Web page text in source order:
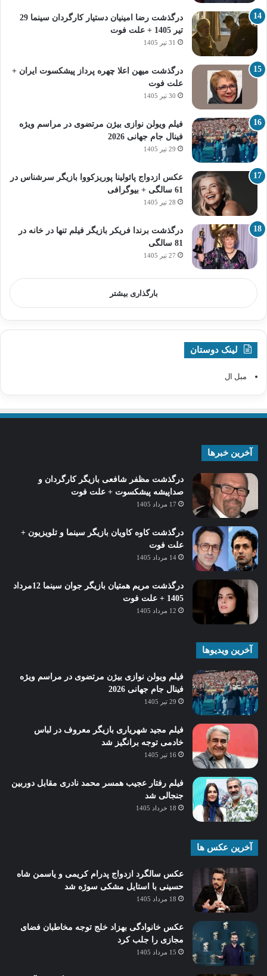
درگذشت رضا امینیان دستیار کارگردان سینما 29
تیر 1405 + علت فوت
31 تیر 1405
درگذشت میهن اعلا چهره پرداز پیشکسوت ایران +
علت فوت
30 تیر 1405
فیلم ویولن نوازی بیژن مرتضوی در مراسم ویژه
فینال جام جهانی 2026
29 تیر 1405
عکس ازدواج پائولینا پوریزکووا بازیگر سرشناس در
61 سالگی + بیوگرافی
28 تیر 1405
درگذشت برندا فریکر بازیگر فیلم تنها در خانه در
81 سالگی
27 تیر 1405
بارگذاری بیشتر
لینک دوستان
مبل ال
آخرین خبرها
درگذشت مظفر شافعی بازیگر کارگردان و
صداپیشه پیشکسوت + علت فوت
17 مرداد 1405
درگذشت کاوه کاویان بازیگر سینما و تلویزیون +
علت فوت
14 مرداد 1405
درگذشت مریم همتیان بازیگر جوان سینما 12مرداد
1405 + علت فوت
12 مرداد 1405
آخرین ویدیوها
فیلم ویولن نوازی بیژن مرتضوی در مراسم ویژه
فینال جام جهانی 2026
29 تیر 1405
فیلم مجید شهریاری بازیگر معروف در لباس
خادمی توجه برانگیز شد
16 تیر 1405
فیلم رفتار عجیب همسر محمد نادری مقابل دوربین
جنجالی شد
18 خرداد 1405
آخرین عکس ها
عکس سالگرد ازدواج پدرام کریمی و یاسمن شاه‌
حسینی با استایل مشکی سوژه شد
18 مرداد 1405
عکس خانوادگی بهزاد خلج توجه مخاطبان فضای
مجازی را جلب کرد
15 مرداد 1405